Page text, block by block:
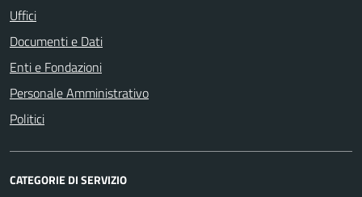
Uffici
Documenti e Dati
Enti e Fondazioni
Personale Amministrativo
Politici
CATEGORIE DI SERVIZIO